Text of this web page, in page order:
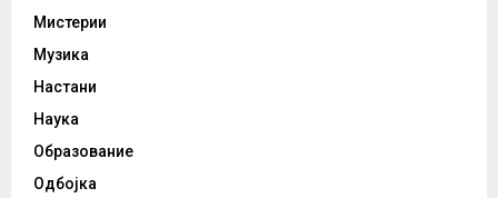
Мистерии
Музика
Настани
Наука
Образование
Одбојка